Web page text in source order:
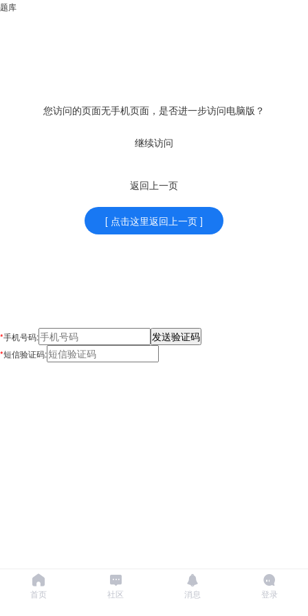
题库
您访问的页面无手机页面，是否进一步访问电脑版？
继续访问
返回上一页
[ 点击这里返回上一页 ]
首页 社区 消息 登录
*手机号码:
*短信验证码: